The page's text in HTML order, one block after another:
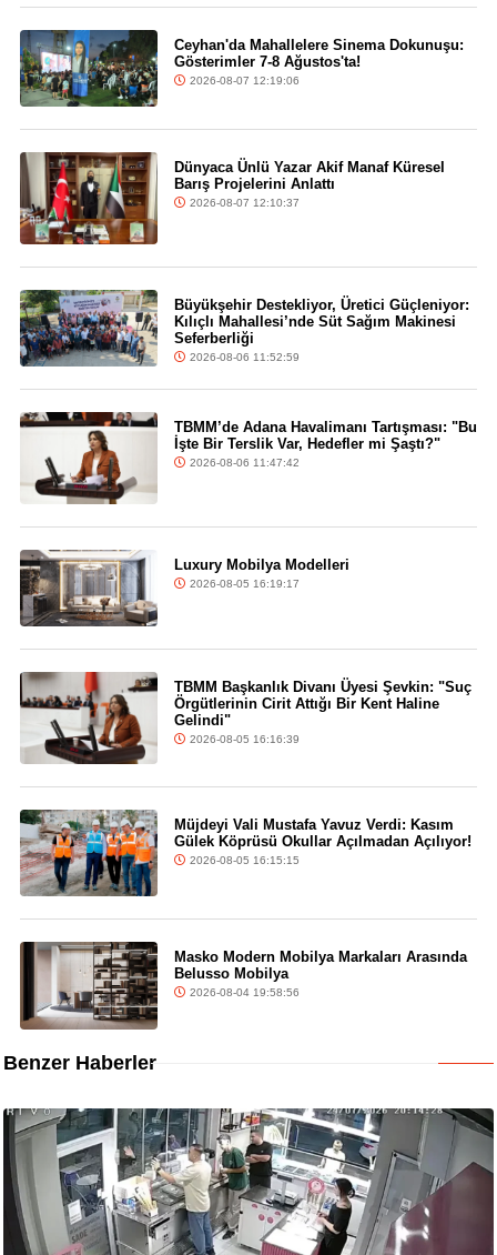
Ceyhan'da Mahallelere Sinema Dokunuşu:
Gösterimler 7-8 Ağustos'ta!
2026-08-07 12:19:06
Dünyaca Ünlü Yazar Akif Manaf Küresel
Barış Projelerini Anlattı
2026-08-07 12:10:37
Büyükşehir Destekliyor, Üretici Güçleniyor:
Kılıçlı Mahallesi’nde Süt Sağım Makinesi
Seferberliği
2026-08-06 11:52:59
TBMM’de Adana Havalimanı Tartışması: "Bu
İşte Bir Terslik Var, Hedefler mi Şaştı?"
2026-08-06 11:47:42
Luxury Mobilya Modelleri
2026-08-05 16:19:17
TBMM Başkanlık Divanı Üyesi Şevkin: "Suç
Örgütlerinin Cirit Attığı Bir Kent Haline
Gelindi"
2026-08-05 16:16:39
Müjdeyi Vali Mustafa Yavuz Verdi: Kasım
Gülek Köprüsü Okullar Açılmadan Açılıyor!
2026-08-05 16:15:15
Masko Modern Mobilya Markaları Arasında
Belusso Mobilya
2026-08-04 19:58:56
Benzer Haberler